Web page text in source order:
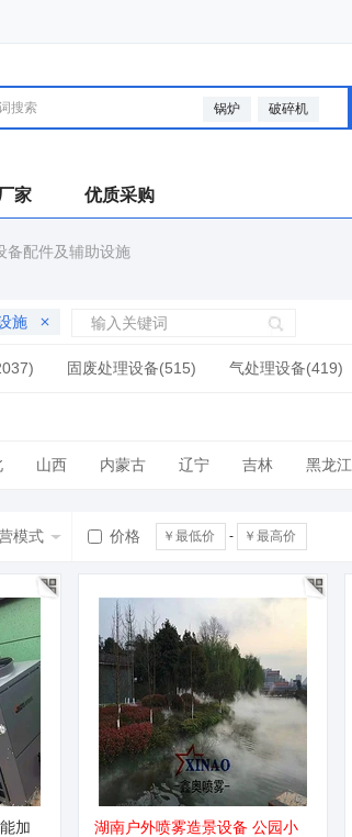
锅炉 破碎机
家 优质采购
备配件及辅助设施
施
固废处理设备(515) 气处理设备(419)
山西 内蒙古 辽宁 吉林 黑龙江
模式 价格 -
加
湖南户外喷雾造景设备 公园小